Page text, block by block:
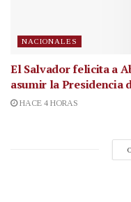
NACIONALES
El Salvador felicita a
asumir la Presidencia
HACE 4 HORAS